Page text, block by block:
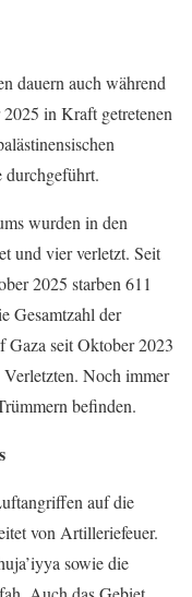
dauern auch während
in Kraft getretenen
wurden in den
und vier verletzt. Seit
2025 starben 611
Gesamtzahl der
Gaza seit Oktober 2023
Noch immer
befinden.
auf die
von Artilleriefeuer.
sowie die